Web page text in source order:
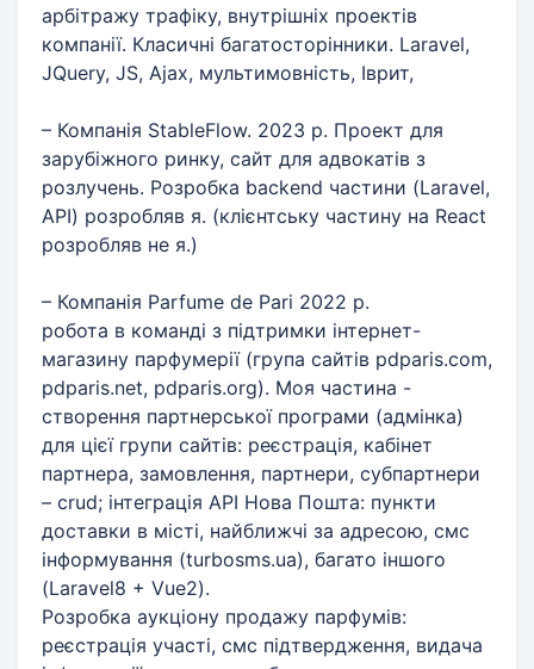
арбітражу трафіку, внутрішніх проектів
компанії. Класичні багатосторінники. Laravel,
JQuery, JS, Ajax, мультимовність, Іврит,
– Компанія StableFlow. 2023 р. Проект для
зарубіжного ринку, сайт для адвокатів з
розлучень. Розробка backend частини (Laravel,
API) розробляв я. (клієнтську частину на React
розробляв не я.)
– Компанія Parfume de Pari 2022 р.
робота в команді з підтримки інтернет-
магазину парфумерії (група сайтів pdparis.com,
pdparis.net, pdparis.org). Моя частина -
cтворення партнерської програми (адмінка)
для цієї групи сайтів: реєстрація, кабінет
партнера, замовлення, партнери, субпартнери
– crud; інтеграція API Нова Пошта: пункти
доставки в місті, найближчі за адресою, смс
інформування (turbosms.ua), багато іншого
(Laravel8 + Vue2).
Розробка аукціону продажу парфумів:
реєстрація участі, смс підтвердження, видача